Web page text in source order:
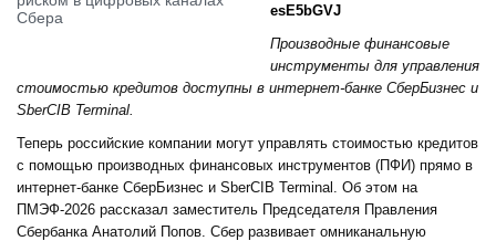
esE5bGVJ
Производные финансовые
инструменты для управления
стоимостью кредитов доступны в интернет-банке СберБизнес и
SberCIB Terminal.
Теперь российские компании могут управлять стоимостью кредитов
с помощью производных финансовых инструментов (ПФИ) прямо в
интернет-банке СберБизнес и SberCIB Terminal. Об этом на
ПМЭФ-2026 рассказал заместитель Председателя Правления
Сбербанка Анатолий Попов. Сбер развивает омниканальную